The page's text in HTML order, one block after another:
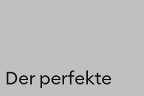
Der perfekte